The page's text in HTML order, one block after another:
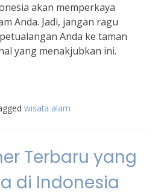
akan memperkaya
Anda. Jadi, jangan ragu
Anda ke taman
yang menakjubkan ini.
wisata alam
Terbaru yang
di Indonesia